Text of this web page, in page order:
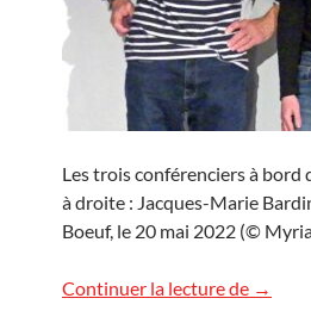
Les trois conférenciers à bord
à droite : Jacques-Marie
Boeuf, le 20 mai 2022 (©
Continuer la lecture de La
→